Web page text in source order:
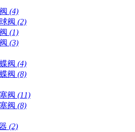
(4)
阀 (2)
(1)
(3)
阀 (4)
阀 (8)
阀 (11)
阀 (8)
(2)